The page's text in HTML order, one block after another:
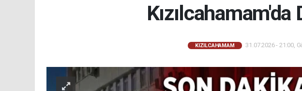
KIZILCAHAMAM 31.07.2026 - 21:00,